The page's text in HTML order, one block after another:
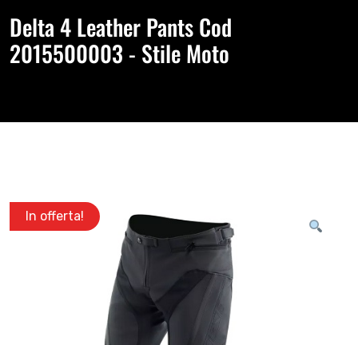
Delta 4 Leather Pants Cod
2015500003 - Stile Moto
In offerta!